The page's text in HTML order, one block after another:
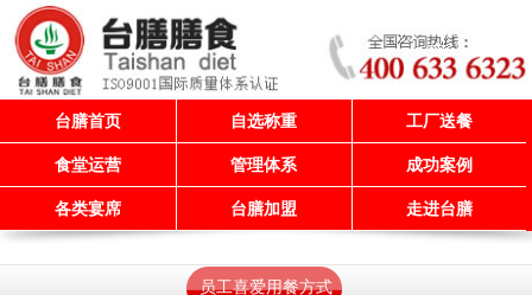
台膳首页 自选称重 工厂送餐
食堂运营 管理体系 成功案例
各类宴席 台膳加盟 走进台膳
员工喜爱用餐方式